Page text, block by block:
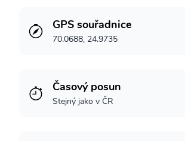
GPS souřadnice
70.0688, 24.9735
Časový posun
Stejný jako v ČR